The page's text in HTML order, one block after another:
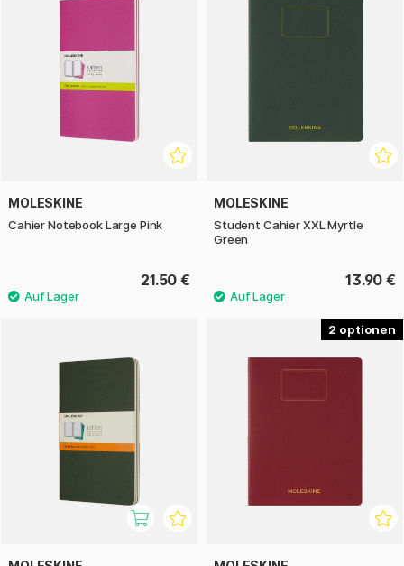
MOLESKINE
Cahier Notebook Large Pink
21.50 €
MOLESKINE
Student Cahier XXL Myrtle
Green
13.90 €
2